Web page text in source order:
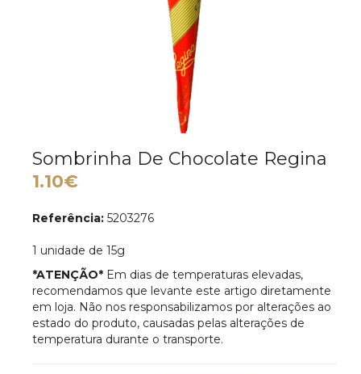
Sombrinha De Chocolate Regina
1.10€
Referência: 5203276
1 unidade de 15g
*ATENÇÃO* Em dias de temperaturas elevadas,
recomendamos que levante este artigo diretamente
em loja. Não nos responsabilizamos por alterações ao
estado do produto, causadas pelas alterações de
temperatura durante o transporte.